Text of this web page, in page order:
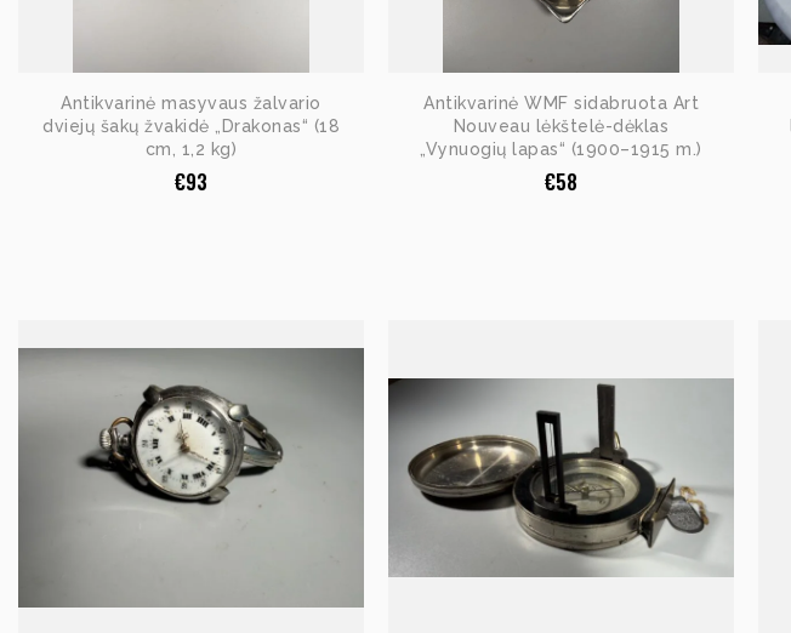
Antikvarinė masyvaus žalvario
dviejų šakų žvakidė „Drakonas“ (18
cm, 1,2 kg)
€93
Antikvarinė WMF sidabruota Art
Nouveau lėkštelė-dėklas
„Vynuogių lapas“ (1900–1915 m.)
€58